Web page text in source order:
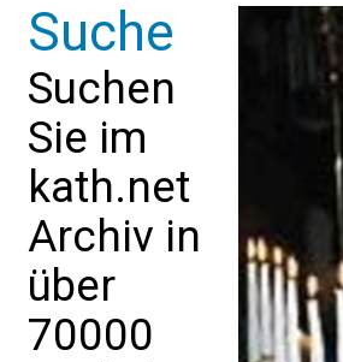
Suche
Suchen
Sie im
kath.net
Archiv in
über
70000